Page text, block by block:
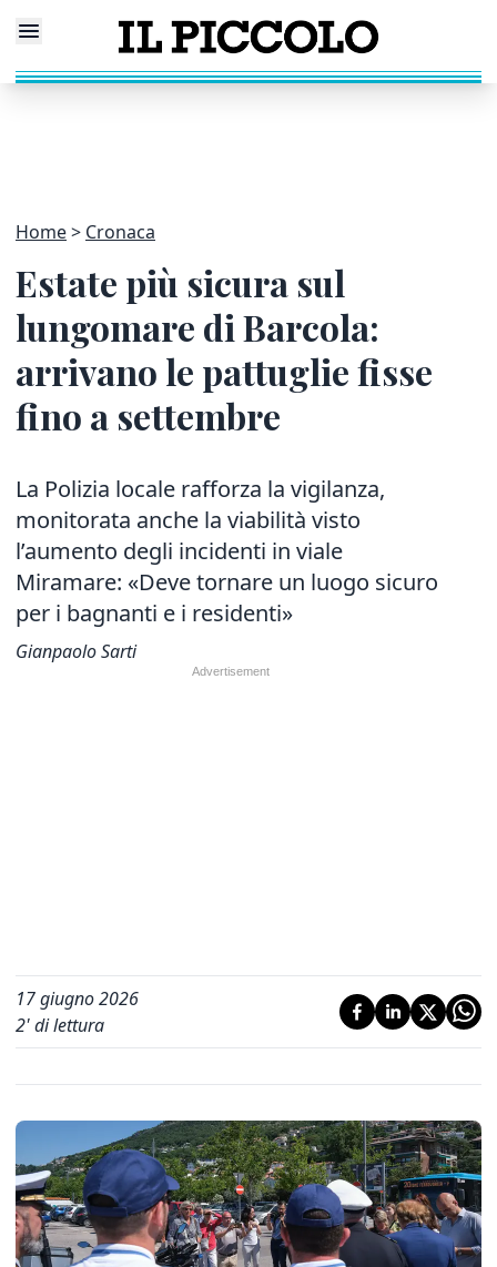
Home Cronaca
Estate più sicura sul
lungomare di Barcola:
arrivano le pattuglie fisse
fino a settembre
La Polizia locale rafforza la vigilanza,
monitorata anche la viabilità visto
l’aumento degli incidenti in viale
Miramare: «Deve tornare un luogo sicuro
per i bagnanti e i residenti»
Gianpaolo Sarti
17 giugno 2026
2' di lettura